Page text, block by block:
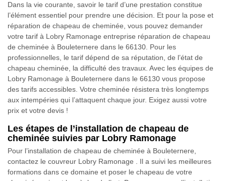
Dans la vie courante, savoir le tarif d’une prestation constitue
l’élément essentiel pour prendre une décision. Et pour la pose et
réparation de chapeau de cheminée, vous pouvez demander
votre tarif à Lobry Ramonage entreprise réparation de chapeau
de cheminée à Bouleternere dans le 66130. Pour les
professionnelles, le tarif dépend de sa réputation, de l’état de
chapeau cheminée, la difficulté des travaux. Avec les équipes de
Lobry Ramonage à Bouleternere dans le 66130 vous propose
des tarifs accessibles. Votre cheminée résistera très longtemps
aux intempéries qui l’attaquent chaque jour. Exigez aussi votre
prix et votre devis !
Les étapes de l’installation de chapeau de
cheminée suivies par Lobry Ramonage
Pour l’installation de chapeau de cheminée à Bouleternere,
contactez le couvreur Lobry Ramonage . Il a suivi les meilleures
formations dans ce domaine et poser le chapeau de votre